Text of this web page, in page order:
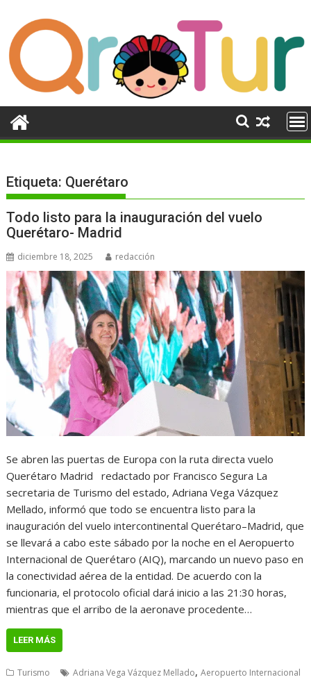
contenido
Etiqueta: Querétaro
Todo listo para la inauguración del vuelo
Querétaro- Madrid
diciembre 18, 2025 redacción
Se abren las puertas de Europa con la ruta directa vuelo
Querétaro Madrid redactado por Francisco Segura La
secretaria de Turismo del estado, Adriana Vega Vázquez
Mellado, informó que todo se encuentra listo para la
inauguración del vuelo intercontinental Querétaro–Madrid, que
se llevará a cabo este sábado por la noche en el Aeropuerto
Internacional de Querétaro (AIQ), marcando un nuevo paso en
la conectividad aérea de la entidad. De acuerdo con la
funcionaria, el protocolo oficial dará inicio a las 21:30 horas,
mientras que el arribo de la aeronave procedente…
LEER MÁS
Turismo Adriana Vega Vázquez Mellado,Aeropuerto Internacional